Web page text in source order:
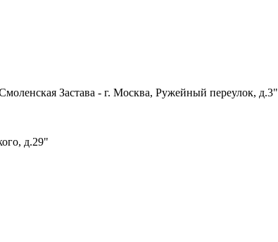
Застава - г. Москва, Ружейный переулок, д.3"
д.29"